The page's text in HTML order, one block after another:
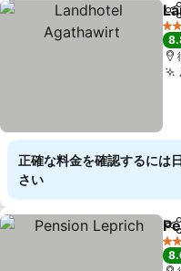
シ
3
正確な料金を確認するには
さい
シ
2